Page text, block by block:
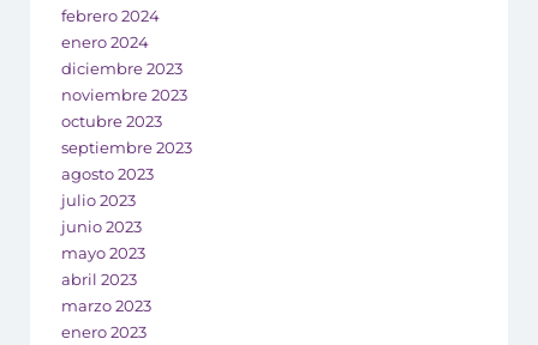
febrero 2024
enero 2024
diciembre 2023
noviembre 2023
octubre 2023
septiembre 2023
agosto 2023
julio 2023
junio 2023
mayo 2023
abril 2023
marzo 2023
enero 2023